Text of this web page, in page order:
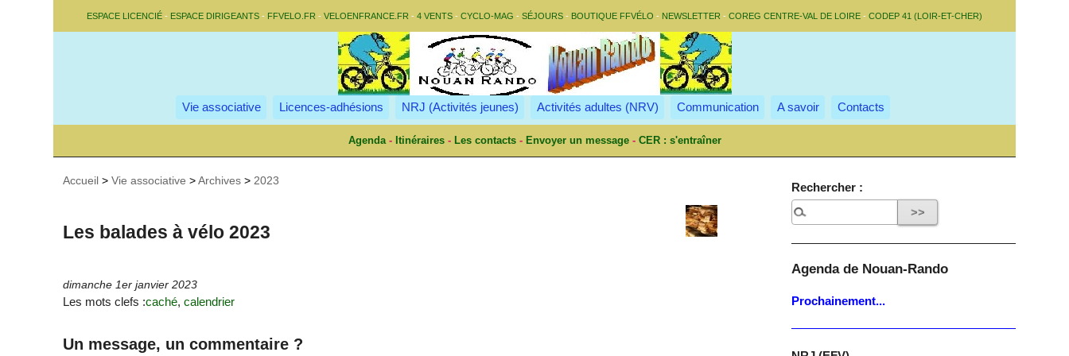
ESPACE LICENCIÉ - ESPACE DIRIGEANTS - FFVELO.FR - VELOENFRANCE.FR - 4 VENTS - CYCLO-MAG - SÉJOURS - BOUTIQUE FFVÉLO - NEWSLETTER - COREG CENTRE-VAL DE LOIRE - CODEP 41 (LOIR-ET-CHER)
Vie associative Licences-adhésions NRJ (Activités jeunes) Activités adultes (NRV) Communication A savoir Contacts
Agenda- Itinéraires- Les contacts- Envoyer un message- CER : s'entraîner
Accueil >Vie associative >Archives > 2023
Les balades à vélo 2023
dimanche 1er janvier 2023
Les mots clefs :caché,calendrier
Un message, un commentaire ?
Rechercher :
Agenda de Nouan-Rando
Prochainement...